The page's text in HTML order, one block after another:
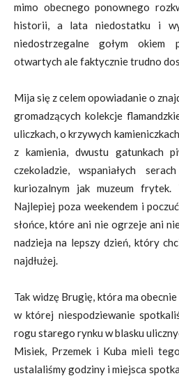
mimo obecnego ponownego
historii, a lata niedostatku i
niedostrzegalne gołym
otwartych ale faktycznie trudno
Mija się z celem opowiadanie o
gromadzących kolekcje
uliczkach, o krzywych
z kamienia, dwustu gatunkach
czekoladzie, wspaniałych
kuriozalnym jak muzeum frytek.
Najlepiej poza weekendem i
słońce, które ani nie ogrzeje ani
nadzieja na lepszy dzień, który
najdłużej.
Tak widzę Brugię, która ma
w której niespodziewanie
rogu starego rynku w blasku
Misiek, Przemek i Kuba mieli
ustalaliśmy godziny i miejsca